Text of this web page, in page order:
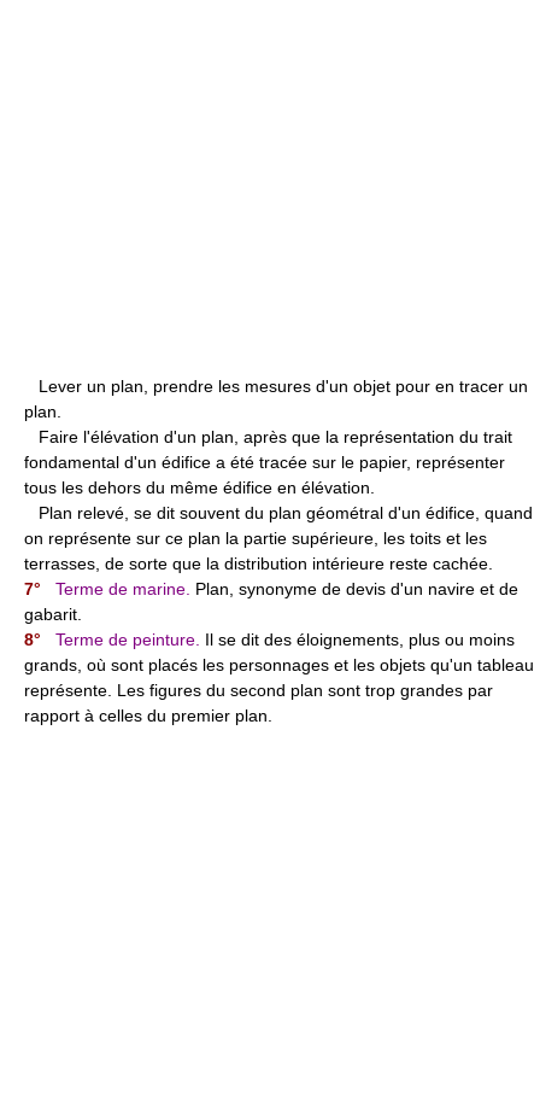
Lever un plan, prendre les mesures d'un objet pour en tracer un
plan.
Faire l'élévation d'un plan, après que la représentation du trait
fondamental d'un édifice a été tracée sur le papier, représenter
tous les dehors du même édifice en élévation.
Plan relevé, se dit souvent du plan géométral d'un édifice, quand
on représente sur ce plan la partie supérieure, les toits et les
terrasses, de sorte que la distribution intérieure reste cachée.
7°
Terme de marine. Plan, synonyme de devis d'un navire et de
gabarit.
8°
Terme de peinture. Il se dit des éloignements, plus ou moins
grands, où sont placés les personnages et les objets qu'un tableau
représente. Les figures du second plan sont trop grandes par
rapport à celles du premier plan.